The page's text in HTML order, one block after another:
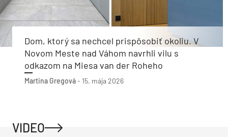
Dom, ktorý sa nechcel prispôsobiť okoliu. V
Novom Meste nad Váhom navrhli vilu s
odkazom na Miesa van der Roheho
Martina Gregová- 15. mája 2026
VIDEO